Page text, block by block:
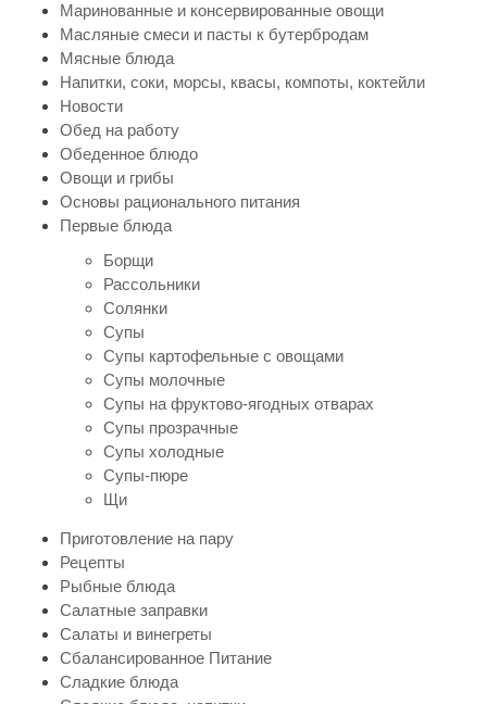
Маринованные и консервированные овощи
Масляные смеси и пасты к бутербродам
Мясные блюда
Напитки, соки, морсы, квасы, компоты, коктейли
Новости
Обед на работу
Обеденное блюдо
Овощи и грибы
Основы рационального питания
Первые блюда
Борщи
Рассольники
Солянки
Супы
Супы картофельные с овощами
Супы молочные
Супы на фруктово-ягодных отварах
Супы прозрачные
Супы холодные
Супы-пюре
Щи
Приготовление на пару
Рецепты
Рыбные блюда
Салатные заправки
Салаты и винегреты
Сбалансированное Питание
Сладкие блюда